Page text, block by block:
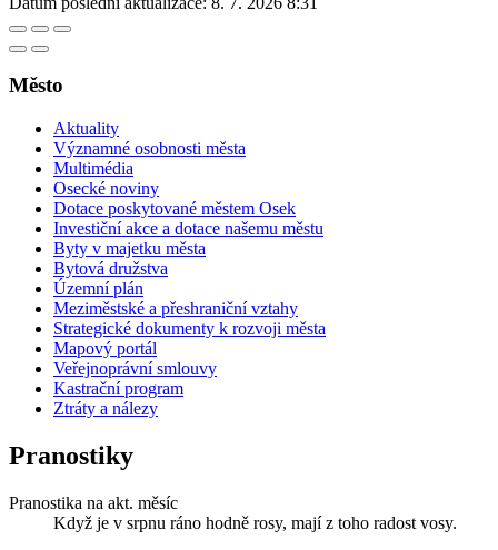
Město
Aktuality
Významné osobnosti města
Multimédia
Osecké noviny
Dotace poskytované městem Osek
Investiční akce a dotace našemu městu
Byty v majetku města
Bytová družstva
Územní plán
Meziměstské a přeshraniční vztahy
Strategické dokumenty k rozvoji města
Mapový portál
Veřejnoprávní smlouvy
Kastrační program
Ztráty a nálezy
Pranostiky
Pranostika na akt. měsíc
Když je v srpnu ráno hodně rosy, mají z toho radost vosy.